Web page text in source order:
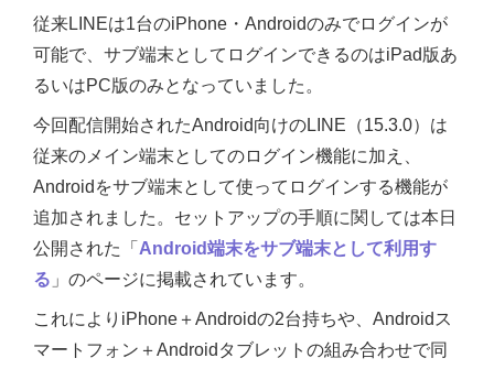
従来LINEは1台のiPhone・Androidのみでログインが
可能で、サブ端末としてログインできるのはiPad版あ
るいはPC版のみとなっていました。
今回配信開始されたAndroid向けのLINE（15.3.0）は
従来のメイン端末としてのログイン機能に加え、
Androidをサブ端末として使ってログインする機能が
追加されました。セットアップの手順に関しては本日
公開された「 Android端末をサブ端末として利用す
る 」のページに掲載されています。
これによりiPhone＋Androidの2台持ちや、Androidス
マートフォン＋Androidタブレットの組み合わせで同